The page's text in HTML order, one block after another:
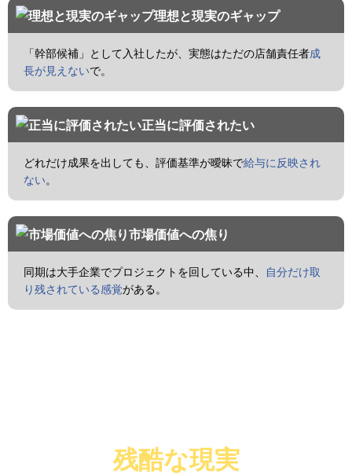
理想と現実のギャップ
「幹部候補」として入社したが、実態はただの店舗責任者成
長が見えないで。
正当に評価されたい
どれだけ成果を出しても、評価基準が曖昧で給与に反映され
ない。
市場価値への焦り
同期は大手企業でプロジェクトを回している中、
自分だけ取
り残されている感覚がある。
残酷な現実